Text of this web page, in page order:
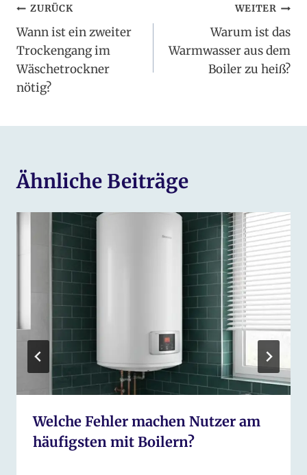
Beitragsnavigation
ZURÜCK
Wann ist ein zweiter
Trockengang im
Wäschetrockner
nötig?
WEITER
Warum ist das
Warmwasser aus dem
Boiler zu heiß?
Ähnliche Beiträge
Welche Fehler machen Nutzer am
häufigsten mit Boilern?